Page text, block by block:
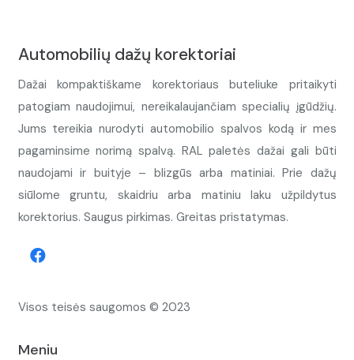
Automobilių dažų korektoriai
Dažai kompaktiškame korektoriaus buteliuke pritaikyti
patogiam naudojimui, nereikalaujančiam specialių įgūdžių.
Jums tereikia nurodyti automobilio spalvos kodą ir mes
pagaminsime norimą spalvą. RAL paletės dažai gali būti
naudojami ir buityje – blizgūs arba matiniai. Prie dažų
siūlome gruntu, skaidriu arba matiniu laku užpildytus
korektorius. Saugus pirkimas. Greitas pristatymas.
Visos teisės saugomos © 2023
Meniu